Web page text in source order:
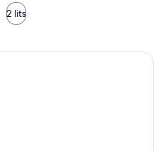
2 lits
Une chambre d’hôtel avec deux